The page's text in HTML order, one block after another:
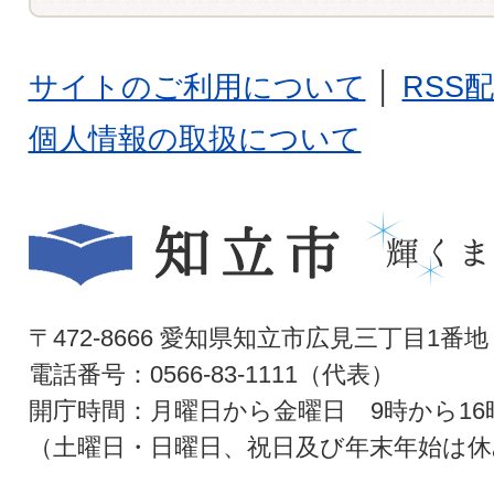
サイトのご利用について
RSS
個人情報の取扱について
〒472-8666 愛知県知立市広見三丁目1番地
電話番号：0566-83-1111（代表）
開庁時間：月曜日から金曜日 9時から16
（土曜日・日曜日、祝日及び年末年始は